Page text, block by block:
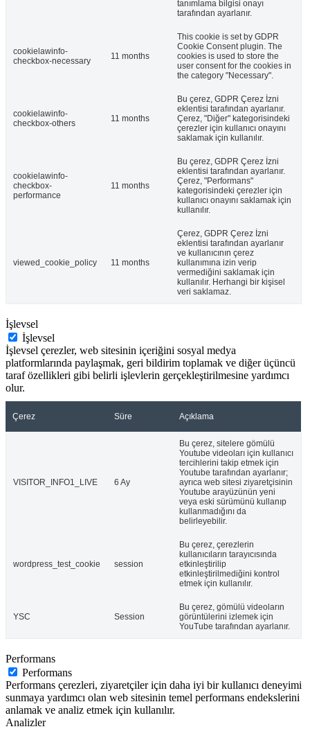
tanımlama bilgisi onayı
tarafından ayarlanır.
cookielawinfo-
checkbox-necessary
11 months
This cookie is set by GDPR
Cookie Consent plugin. The
cookies is used to store the
user consent for the cookies in
the category "Necessary".
cookielawinfo-
checkbox-others
11 months
Bu çerez, GDPR Çerez İzni
eklentisi tarafından ayarlanır.
Çerez, "Diğer" kategorisindeki
çerezler için kullanıcı onayını
saklamak için kullanılır.
cookielawinfo-
checkbox-
performance
11 months
Bu çerez, GDPR Çerez İzni
eklentisi tarafından ayarlanır.
Çerez, "Performans"
kategorisindeki çerezler için
kullanıcı onayını saklamak için
kullanılır.
viewed_cookie_policy 11 months
Çerez, GDPR Çerez İzni
eklentisi tarafından ayarlanır
ve kullanıcının çerez
kullanımına izin verip
vermediğini saklamak için
kullanılır. Herhangi bir kişisel
veri saklamaz.
İşlevsel
İşlevsel
İşlevsel çerezler, web sitesinin içeriğini sosyal medya
platformlarında paylaşmak, geri bildirim toplamak ve diğer üçüncü
taraf özellikleri gibi belirli işlevlerin gerçekleştirilmesine yardımcı
olur.
Çerez Süre Açıklama
VISITOR_INFO1_LIVE 6 Ay
Bu çerez, sitelere gömülü
Youtube videoları için kullanıcı
tercihlerini takip etmek için
Youtube tarafından ayarlanır;
ayrıca web sitesi ziyaretçisinin
Youtube arayüzünün yeni
veya eski sürümünü kullanıp
kullanmadığını da
belirleyebilir.
wordpress_test_cookie session
Bu çerez, çerezlerin
kullanıcıların tarayıcısında
etkinleştirilip
etkinleştirilmediğini kontrol
etmek için kullanılır.
YSC Session
Bu çerez, gömülü videoların
görüntülerini izlemek için
YouTube tarafından ayarlanır.
Performans
Performans
Performans çerezleri, ziyaretçiler için daha iyi bir kullanıcı deneyimi
sunmaya yardımcı olan web sitesinin temel performans endekslerini
anlamak ve analiz etmek için kullanılır.
Analizler